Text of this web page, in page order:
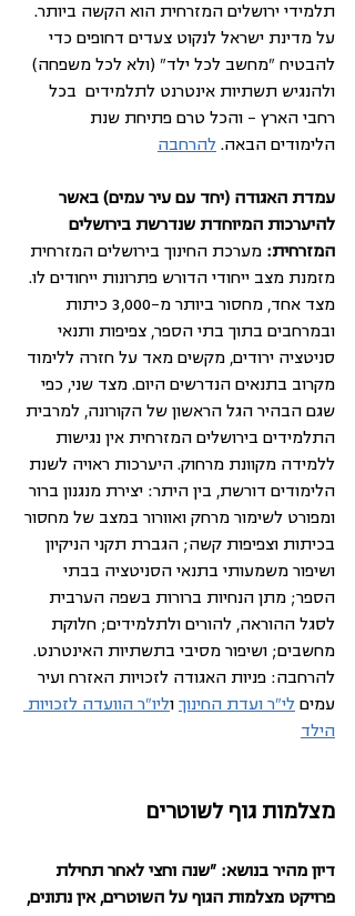
תלמידי ירושלים המזרחית הוא הקשה ביותר.
על מדינת ישראל לנקוט צעדים דחופים כדי
להבטיח "מחשב לכל ילד" (ולא לכל משפחה)
ולהנגיש תשתיות אינטרנט לתלמידים  בכל
רחבי הארץ – והכל טרם פתיחת שנת
הלימודים הבאה. להרחבה
עמדת האגודה (יחד עם עיר עמים) באשר
להיערכות המיוחדת שנדרשת בירושלים
המזרחית: מערכת החינוך בירושלים המזרחית
מזמנת מצב ייחודי הדורש פתרונות ייחודים לו.
מצד אחד, מחסור ביותר מ-3,000 כיתות
ובמרחבים בתוך בתי הספר, צפיפות ותנאי
סניטציה ירודים, מקשים מאד על חזרה ללימוד
מקרוב בתנאים הנדרשים היום. מצד שני, כפי
שגם הבהיר הגל הראשון של הקורונה, למרבית
התלמידים בירושלים המזרחית אין נגישות
ללמידה מקוונת מרחוק. היערכות ראויה לשנת
הלימודים דורשת, בין היתר: יצירת מנגנון ברור
ומפורט לשימור מרחק ואוורור במצב של מחסור
בכיתות וצפיפות קשה; הגברת תקני הניקיון
ושיפור משמעותי בתנאי הסניטציה בבתי
הספר; מתן הנחיות ברורות בשפה הערבית
לסגל ההוראה, להורים ולתלמידים; חלוקת
מחשבים; ושיפור מסיבי בתשתיות האינטרנט.
להרחבה: פניות האגודה לזכויות האזרח ועיר
עמים לי"ר ועדת החינוך וליו"ר הוועדה לזכויות
הילד
מצלמות גוף לשוטרים
דיון מהיר בנושא: "שנה וחצי לאחר תחילת
פרויקט מצלמות הגוף על השוטרים, אין נתונים,